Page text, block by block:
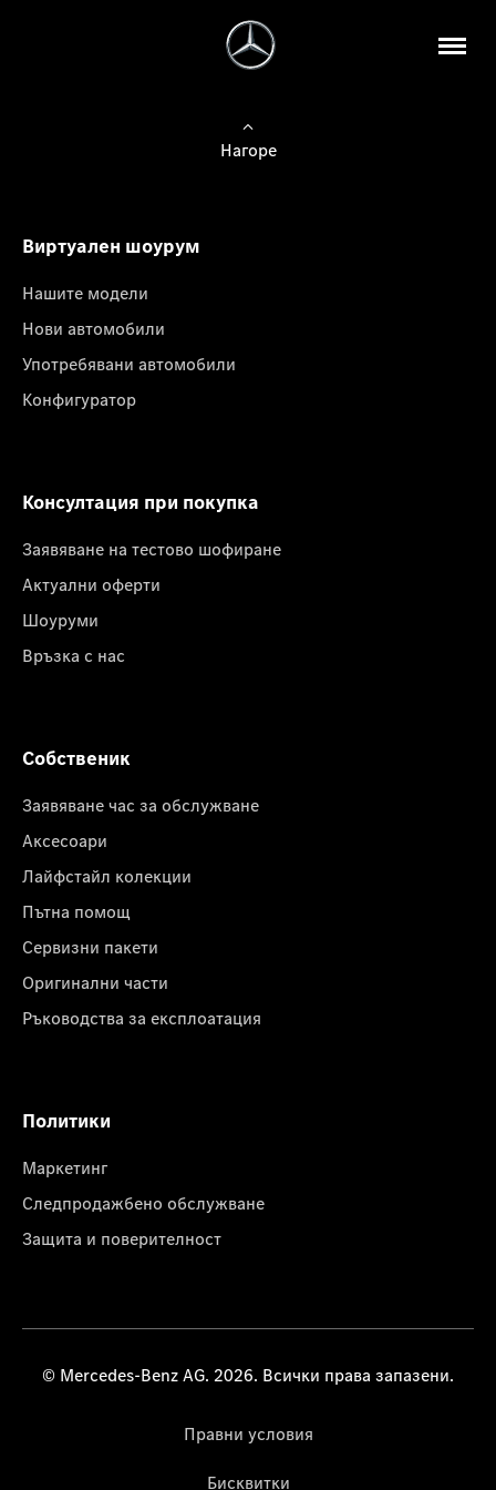
Нагоре
Виртуален шоурум
Нашите модели
Нови автомобили
Употребявани автомобили
Конфигуратор
Консултация при покупка
Заявяване на тестово шофиране
Актуални оферти
Шоуруми
Връзка с нас
Собственик
Заявяване час за обслужване
Аксесоари
Лайфстайл колекции
Пътна помощ
Сервизни пакети
Оригинални части
Ръководства за експлоатация
Политики
Маркетинг
Следпродажбено обслужване
Защита и поверителност
© Mercedes-Benz AG. 2026. Всички права запазени.
Правни условия
Бисквитки